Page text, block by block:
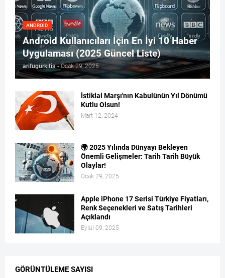
ANDROID
Android Kullanıcıları İçin En İyi 10 Haber
Uygulaması (2025 Güncel Liste)
arifugurkitis - Ocak 29, 2025
İstiklal Marşı'nın Kabulünün Yıl Dönümü
Kutlu Olsun!
Mart 12, 2024
🌍 2025 Yılında Dünyayı Bekleyen
Önemli Gelişmeler: Tarih Tarih Büyük
Olaylar!
Ocak 29, 2025
Apple iPhone 17 Serisi Türkiye Fiyatları,
Renk Seçenekleri ve Satış Tarihleri
Açıklandı
Eylül 09, 2025
GÖRÜNTÜLEME SAYISI